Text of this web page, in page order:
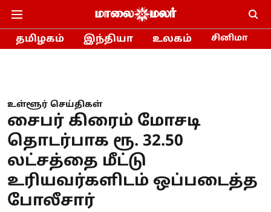
தமிழகம் இந்தியா உலகம் சினிமா
உள்ளூர் செய்திகள்
சைபர் கிரைம் மோசடி
தொடர்பாக ரூ. 32.50
லட்சத்தை மீட்டு
உரியவர்களிடம் ஒப்படைத்த
போலீசார்